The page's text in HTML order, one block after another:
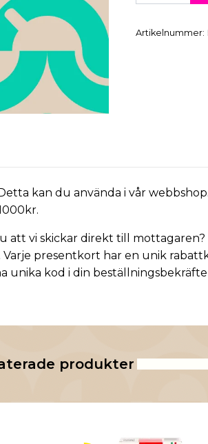
Artikelnummer:
kan du använda i vår
.
vi skickar direkt till
presentkort har en unik
unika kod i din
produkter